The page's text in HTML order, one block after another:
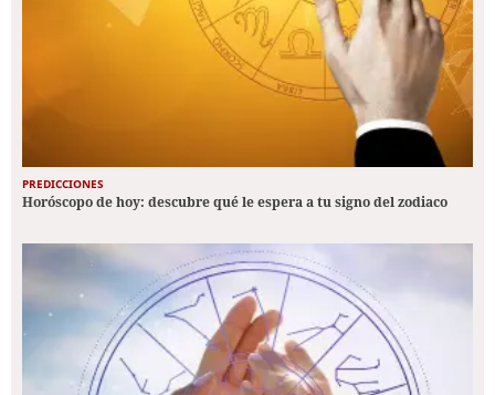
PREDICCIONES
Horóscopo de hoy: descubre qué le espera a tu signo del zodiaco